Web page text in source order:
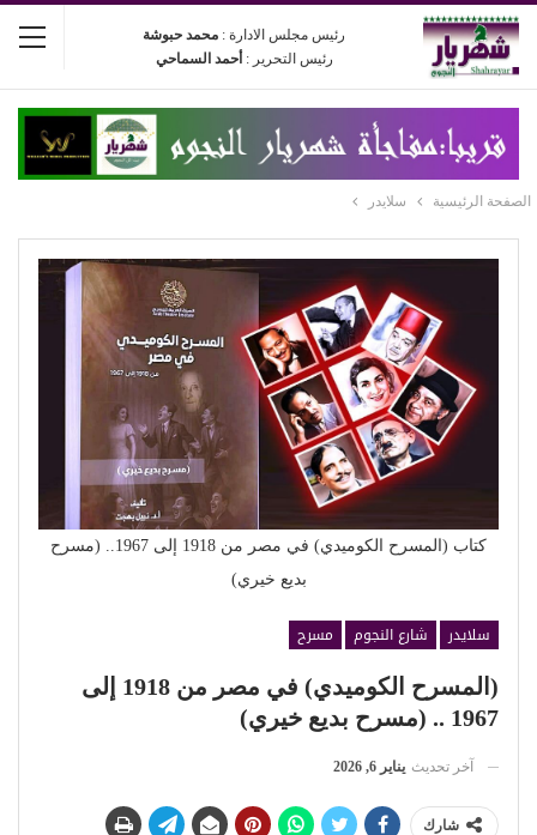
رئيس مجلس الادارة : محمد حبوشة
رئيس التحرير : أحمد السماحي
الصفحة الرئيسية سلايدر
كتاب (المسرح الكوميدي) في مصر من 1918 إلى 1967.. (مسرح
بديع خيري)
سلايدر شارع النجوم
مسرح
(المسرح الكوميدي) في مصر من 1918 إلى
1967 .. (مسرح بديع خيري)
آخر تحديث يناير 6, 2026
شارك